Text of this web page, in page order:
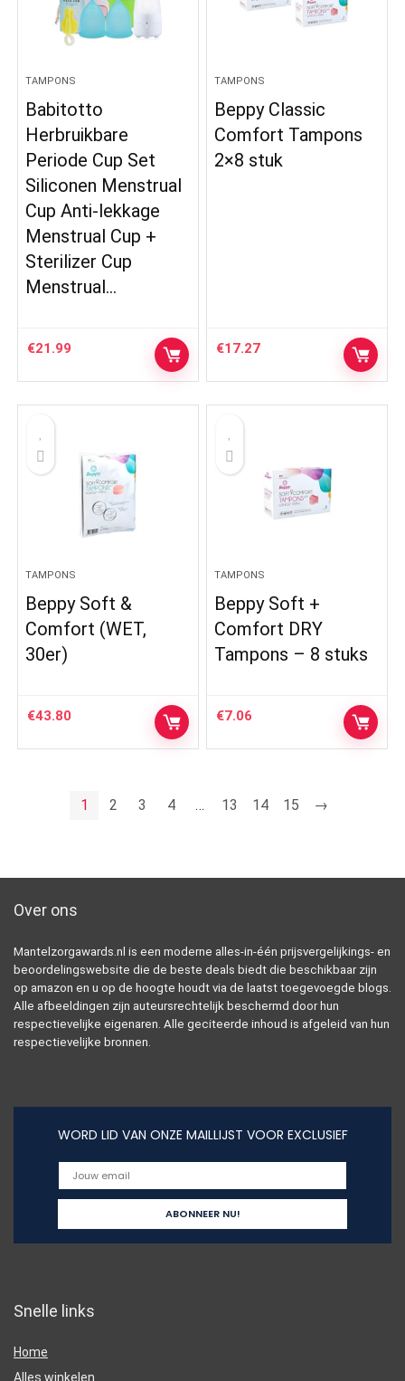
TAMPONS
Babitotto
Herbruikbare
Periode Cup Set
Siliconen Menstrual
Cup Anti-lekkage
Menstrual Cup +
Sterilizer Cup
Menstrual…
€21.99
TAMPONS
Beppy Classic
Comfort Tampons
2×8 stuk
€17.27
TAMPONS
Beppy Soft &
Comfort (WET,
30er)
€43.80
TAMPONS
Beppy Soft +
Comfort DRY
Tampons – 8 stuks
€7.06
1 2 3 4 … 13 14 15 →
Over ons
Mantelzorgawards.nl is een moderne alles-in-één prijsvergelijkings- en
beoordelingswebsite die de beste deals biedt die beschikbaar zijn
op amazon en u op de hoogte houdt via de laatst toegevoegde blogs.
Alle afbeeldingen zijn auteursrechtelijk beschermd door hun
respectievelijke eigenaren. Alle geciteerde inhoud is afgeleid van hun
respectievelijke bronnen.
WORD LID VAN ONZE MAILLIJST VOOR EXCLUSIEF
Snelle links
Home
Alles winkelen